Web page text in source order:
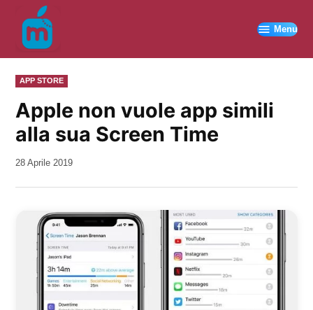
contenuto
Menu
PUBBLICATO
IN
APP STORE
Apple non vuole app simili
alla sua Screen Time
da
28 Aprile 2019